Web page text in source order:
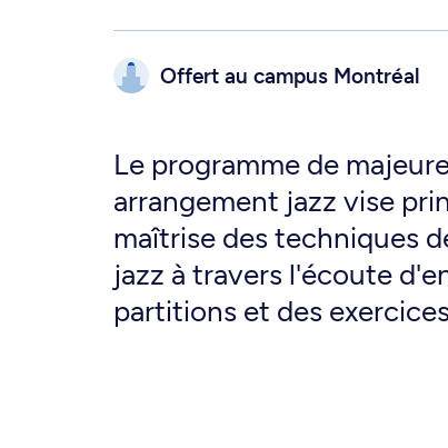
Offert au campus Montréal
Le programme de
arrangement jazz vise
maîtrise des techniques
jazz à travers l'écoute
partitions et des